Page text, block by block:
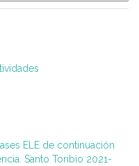
ELE de continuación
Santo Toribio 2021-